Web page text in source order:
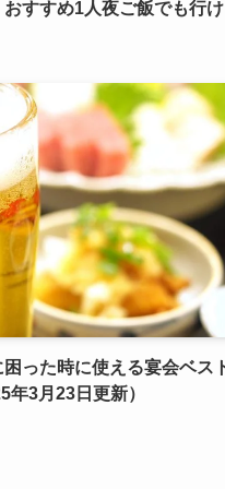
すすめ1人夜ご飯でも行
った時に使える宴会ベス
年3月23日更新）